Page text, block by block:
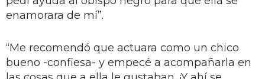
enamorara de mí”.
“Me recomendó que actuara como un chico
bueno -confiesa- y empecé a acompañarla en